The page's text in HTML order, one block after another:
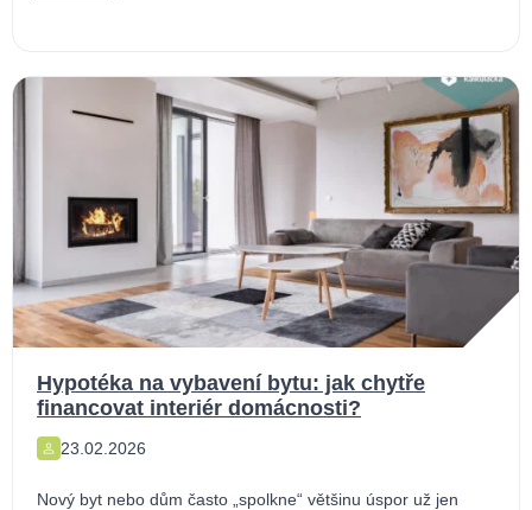
Hypotéka na vybavení bytu: jak chytře
financovat interiér domácnosti?
23.02.2026
Nový byt nebo dům často „spolkne“ většinu úspor už jen